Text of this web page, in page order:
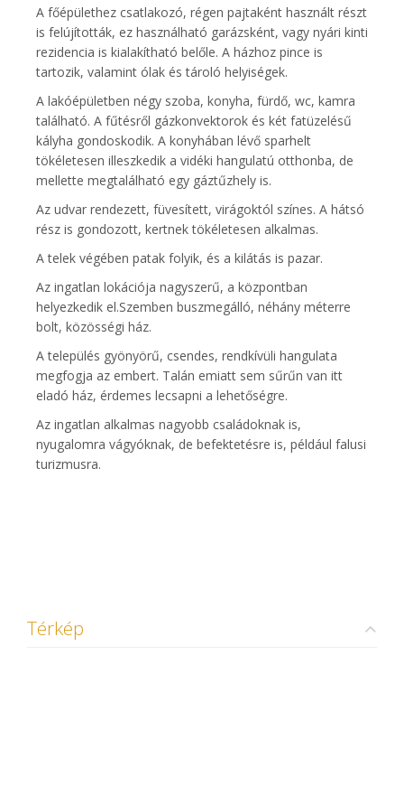
A főépülethez csatlakozó, régen pajtaként használt részt
is felújították, ez használható garázsként, vagy nyári kinti
rezidencia is kialakítható belőle. A házhoz pince is
tartozik, valamint ólak és tároló helyiségek.
A lakóépületben négy szoba, konyha, fürdő, wc, kamra
található. A fűtésről gázkonvektorok és két fatüzelésű
kályha gondoskodik. A konyhában lévő sparhelt
tökéletesen illeszkedik a vidéki hangulatú otthonba, de
mellette megtalálható egy gáztűzhely is.
Az udvar rendezett, füvesített, virágoktól színes. A hátsó
rész is gondozott, kertnek tökéletesen alkalmas.
A telek végében patak folyik, és a kilátás is pazar.
Az ingatlan lokációja nagyszerű, a központban
helyezkedik el.Szemben buszmegálló, néhány méterre
bolt, közösségi ház.
A település gyönyörű, csendes, rendkívüli hangulata
megfogja az embert. Talán emiatt sem sűrűn van itt
eladó ház, érdemes lecsapni a lehetőségre.
Az ingatlan alkalmas nagyobb családoknak is,
nyugalomra vágyóknak, de befektetésre is, például falusi
turizmusra.
Térkép